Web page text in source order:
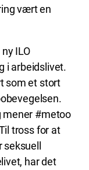
vært en
ILO
i arbeidslivet.
som et stort
mener #metoo
tross for at
har det